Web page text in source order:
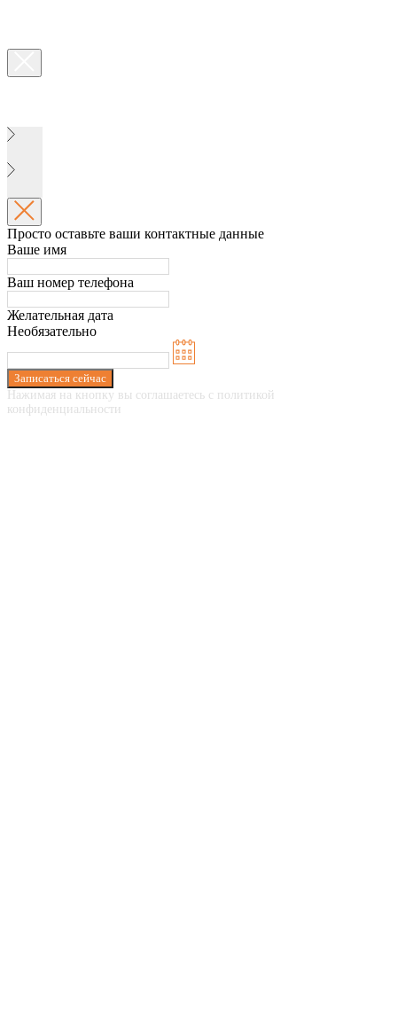
Просто оставьте ваши контактные данные
Ваше имя
Ваш номер телефона
Желательная дата
Необязательно
Записаться сейчас
Нажимая на кнопку вы соглашаетесь с политикой
конфиденциальности